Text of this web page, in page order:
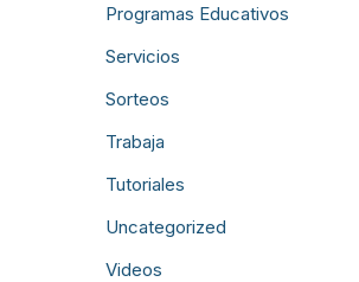
Programas Educativos
Servicios
Sorteos
Trabaja
Tutoriales
Uncategorized
Videos